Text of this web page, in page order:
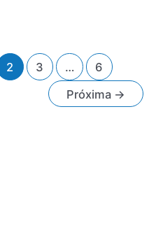
2 3 …
6
Próxima →